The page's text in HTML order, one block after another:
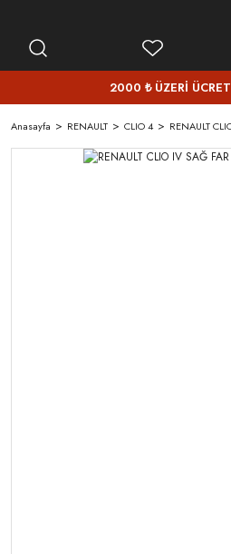
2000 ₺ ÜZERİ
Anasayfa RENAULT CLIO 4 RENAULT